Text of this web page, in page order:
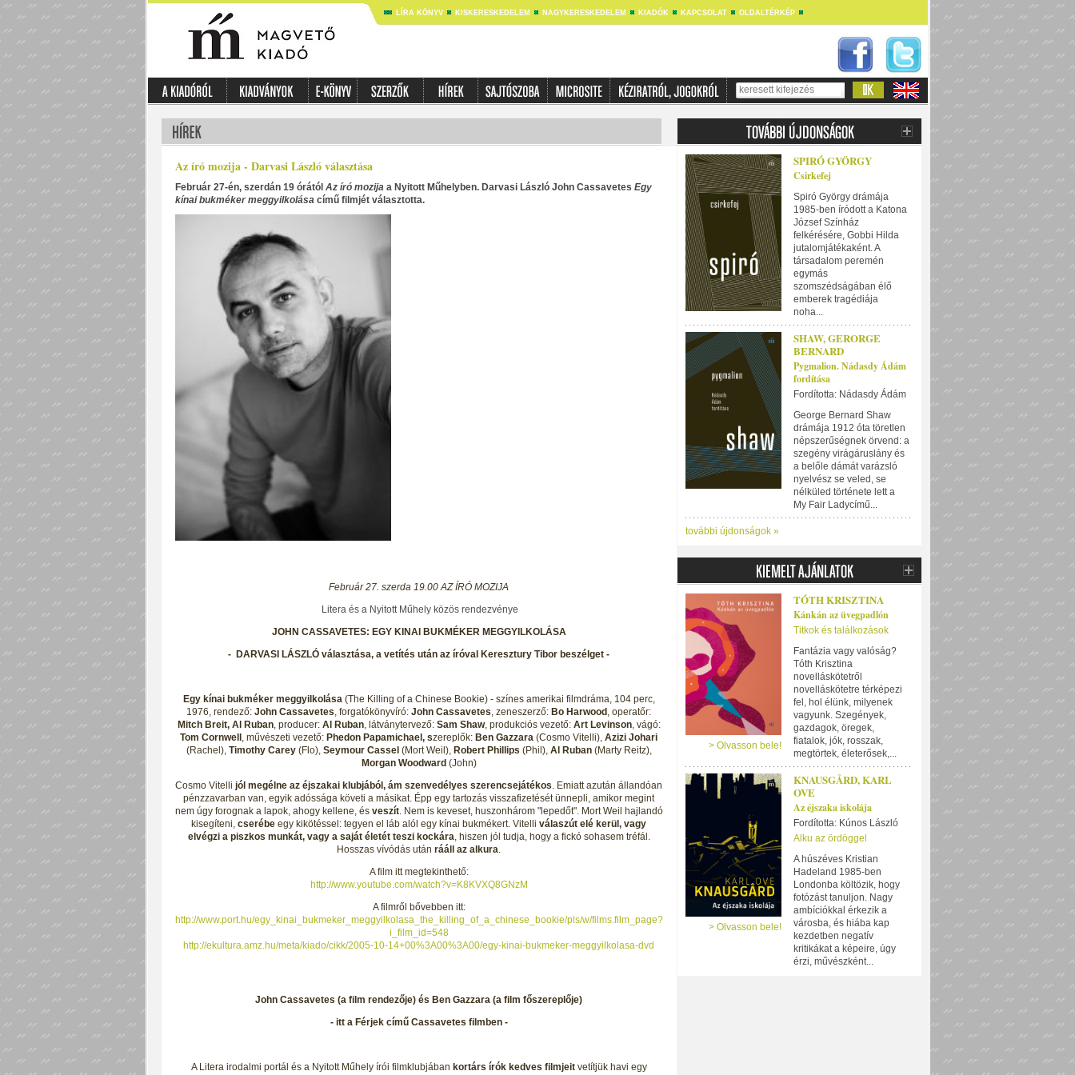
LÍRA KÖNYV KISKERESKEDELEM NAGYKERESKEDELEM KIADÓK KAPCSOLAT OLDALTÉRKÉP
Az író mozija - Darvasi László választása
Február 27-én, szerdán 19 órától Az író mozijaa Nyitott Műhelyben. Darvasi László John Cassavetes Egy
kínai bukméker meggyilkolásacímű filmjét választotta.
Február 27. szerda 19.00 AZ ÍRÓ MOZIJA
Litera és a Nyitott Műhely közös rendezvénye
JOHN CASSAVETES: EGY KINAI BUKMÉKER MEGGYILKOLÁSA
- DARVASI LÁSZLÓ választása, a vetítés után az íróval Keresztury Tibor beszélget -
Egy kínai bukméker meggyilkolása (The Killing of a Chinese Bookie) - színes amerikai filmdráma, 104 perc,
1976, rendező: John Cassavetes , forgatókönyvíró: John Cassavetes , zeneszerző: Bo Harwood , operatőr:
Mitch Breit, Al Ruban, producer: Al Ruban, látványtervező: Sam Shaw, produkciós vezető: Art Levinson, vágó:
Tom Cornwell , művészeti vezető: Phedon Papamichael, szereplők: Ben Gazzara (Cosmo Vitelli), Azizi Johari
(Rachel), Timothy Carey(Flo), Seymour Cassel (Mort Weil), Robert Phillips (Phil), Al Ruban(Marty Reitz),
Morgan Woodward(John)
Cosmo Vitelli jól megélne az éjszakai klubjából, ám szenvedélyes szerencsejátékos . Emiatt azután állandóan
pénzzavarban van, egyik adóssága követi a másikat. Épp egy tartozás visszafizetését ünnepli, amikor megint
nem úgy forognak a lapok, ahogy kellene, és veszít. Nem is keveset, huszonhárom "lepedőt". Mort Weil hajlandó
kisegíteni, cserébe egy kikötéssel: tegyen el láb alól egy kínai bukmékert. Vitelli válaszút elé kerül, vagy
elvégzi a piszkos munkát, vagy a saját életét teszi kockára , hiszen jól tudja, hogy a fickó sohasem tréfál.
Hosszas vívódás után rááll az alkura
A film itt megtekinthető:
http://www.youtube.com/watch?v=K8KVXQ8GNzM
A filmről bővebben itt:
http://www.port.hu/egy_kinai_bukmeker_meggyilkolasa_the_killing_of_a_chinese_bookie/pls/w/films.film_page?
i_film_id=548
http://ekultura.amz.hu/meta/kiado/cikk/2005-10-14+00%3A00%3A00/egy-kinai-bukmeker-meggyilkolasa-dvd
John Cassavetes (a film rendezője) és Ben Gazzara (a film főszereplője)
- itt a Férjek című Cassavetes filmben -
A Litera irodalmi portál és a Nyitott Műhely írói filmklubjában kortárs írók kedves filmjeitvetítjük havi egy
SPIRÓ GYÖRGY
Csirkefej
Spiró György drámája
1985-ben íródott a Katona
József Színház
felkérésére, Gobbi Hilda
jutalomjátékaként. A
társadalom peremén
egymás
szomszédságában élő
emberek tragédiája
noha...
SHAW, GERORGE
BERNARD
Pygmalion. Nádasdy Ádám
fordítása
Fordította: Nádasdy Ádám
George Bernard Shaw
drámája 1912 óta töretlen
népszerűségnek örvend: a
szegény virágáruslány és
a belőle dámát varázsló
nyelvész se veled, se
nélküled története lett a
My Fair Ladycímű...
további újdonságok »
> Olvasson bele!
TÓTH KRISZTINA
Kánkán az üvegpadlón
Titkok és találkozások
Fantázia vagy valóság?
Tóth Krisztina
novelláskötetről
novelláskötetre térképezi
fel, hol élünk, milyenek
vagyunk. Szegények,
gazdagok, öregek,
fiatalok, jók, rosszak,
megtörtek, életerősek,...
> Olvasson bele!
KNAUSGÅRD, KARL
OVE
Az éjszaka iskolája
Fordította: Kúnos László
Alku az ördöggel
A húszéves Kristian
Hadeland 1985-ben
Londonba költözik, hogy
fotózást tanuljon. Nagy
ambíciókkal érkezik a
városba, és hiába kap
kezdetben negatív
kritikákat a képeire, úgy
érzi, művészként...